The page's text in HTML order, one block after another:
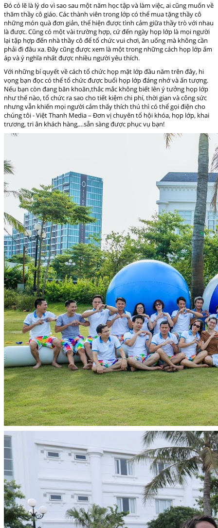
Đó có lẽ là lý do vì sao sau một năm học tập và làm việc, ai cũng muốn về
thăm thầy cô giáo. Các thành viên trong lớp có thể mua tặng thầy cô
những món quà đơn giản, thể hiện được tình cảm giữa thầy trò với nhau
là được. Cũng có một vài trường hợp, cứ đến ngày họp lớp là mọi người
lại tập hợp đến nhà thầy cô để tổ chức vui chơi, ăn uống mà không cần
phải đi đâu xa. Đây cũng được xem là một trong những cách họp lớp ấm
áp và ý nghĩa nhất được nhiều người yêu thích.
Với những bí quyết về cách tổ chức họp mặt lớp đầu năm trên đây, hi
vọng bạn đọc có thể tổ chức được buổi họp lớp đáng nhớ và ấn tượng.
Nếu bạn còn đang băn khoăn,thắc mắc không biết lên ý tưởng họp lớp
như thế nào, tổ chức ra sao cho tiết kiệm chi phí, thời gian và công sức
nhưng vẫn khiến mọi người cảm thấy thích thú thì có thể gọi điện cho
chúng tôi - Việt Thanh Media – Đơn vị chuyên tổ hội khóa, họp lớp, khai
trương, tri ân khách hàng,…sẵn sàng được phục vụ bạn!